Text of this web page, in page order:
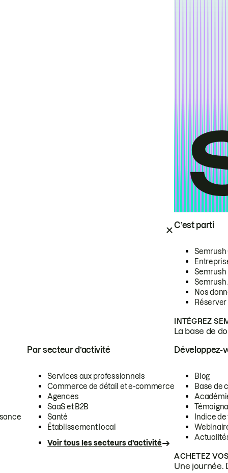
C’est parti
Semrush
Semrush
Semrush
Nos
INTÉGREZ
La base de
Par secteur d’activité
Services aux professionnels
Commerce de détail et e-commerce
Agences
SaaS et B2B
Santé
Établissement local
Voir tous les secteurs d’activité
Développez-
Blog
Base de
Indice
ACHETEZ
Une journée.